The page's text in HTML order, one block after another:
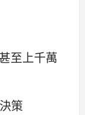
至上千萬
策